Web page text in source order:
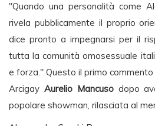
"Quando una personalità come
rivela pubblicamente il proprio
dice pronto a impegnarsi per il
tutta la comunità omosessuale
e forza." Questo il primo
Arcigay Aurelio Mancusodopo
popolare showman, rilasciata al